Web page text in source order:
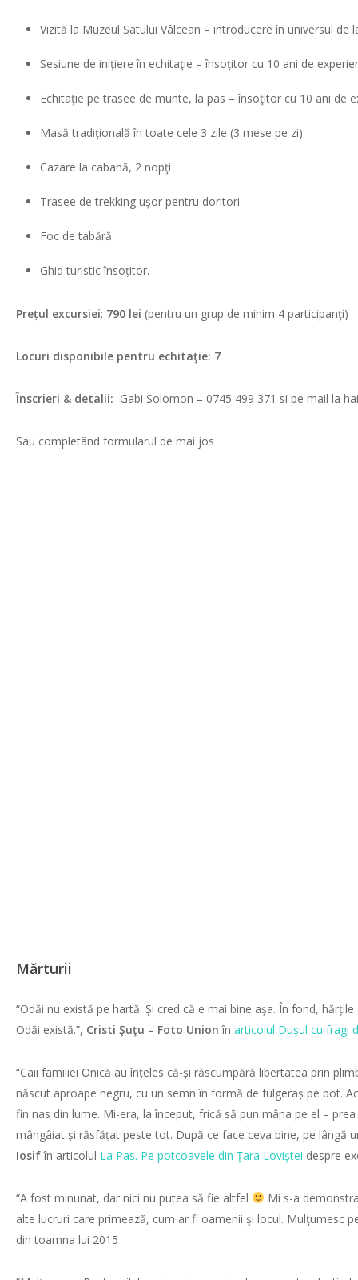
Vizită la Muzeul Satului Vâlcean – introducere în universul de
Sesiune de iniţiere în echitaţie – însoţitor cu 10 ani de
Echitaţie pe trasee de munte, la pas – însoţitor cu 10 ani de
Masă tradiţională în toate cele 3 zile (3 mese pe zi)
Cazare la cabană, 2 nopţi
Trasee de trekking uşor pentru doritori
Foc de tabără
Ghid turistic însoțitor.
Prețul excursiei: 790 lei (pentru un grup de minim 4 participanţi)
Locuri disponibile pentru echitaţie: 7
Înscrieri & detalii: Gabi Solomon – 0745 499 371 si pe mail la
Sau completând formularul de mai jos
Mărturii
“Odăi nu există pe hartă. Și cred că e mai bine așa. În fond,
Odăi există.”, Cristi Şuţu – Foto Union în articolul Duşul cu fragi
“Caii familiei Onică au înțeles că-și răscumpără libertatea prin
născut aproape negru, cu un semn în formă de fulgeraș pe bot.
fin nas din lume. Mi-era, la început, frică să pun mâna pe el –
mângâiat și răsfățat peste tot. După ce face ceva bine, pe lângă
Iosifîn articolul La Pas. Pe potcoavele din Ţara Loviştei despre
“A fost minunat, dar nici nu putea să fie altfel
Mi s-a
alte lucruri care primează, cum ar fi oamenii şi locul. Mulţumesc
din toamna lui 2015